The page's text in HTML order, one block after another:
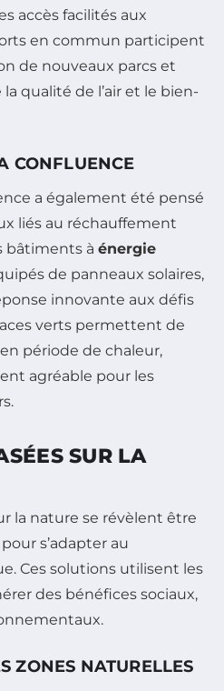
accès facilités aux
en commun participent
de nouveaux parcs et
qualité de l’air et le bien-
CONFLUENCE
a également été pensé
liés au réchauffement
bâtiments à énergie
de panneaux solaires,
innovante aux défis
verts permettent de
période de chaleur,
agréable pour les
SUR LA
la nature se révèlent être
s’adapter au
Ces solutions utilisent les
des bénéfices sociaux,
ZONES NATURELLES